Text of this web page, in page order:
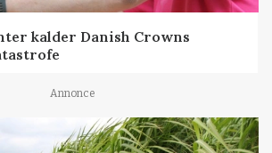
kalder Danish Crowns
Annonce